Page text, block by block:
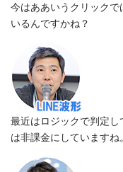
今はああいうクリック
いるんですかね？
最近はロジックで判定
は非課金にしていますね。